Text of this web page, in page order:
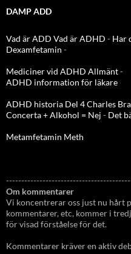
DAMP ADD
Vad är ADD Vad är ADHD - Har
Dexamfetamin -
Mediciner vid ADHD Allmänt-
ADHD information för läkare
ADHD historia Del 4 Charles
Concerta + Alkohol = Nej - Det
Metamfetamin Meth
Om kommentarer
Vi koncentrerar oss just nu hårt
kommentarer, etc, kommer i
för visad förståelse för det.
Kommentarer kräver en aktiv